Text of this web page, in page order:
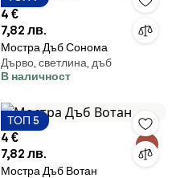
4 €
7,82 лв.
Мостра Дъб Сонома
Дърво, светлина, дъб
В наличност
ТОП 5
4 €
7,82 лв.
Мостра Дъб Вотан